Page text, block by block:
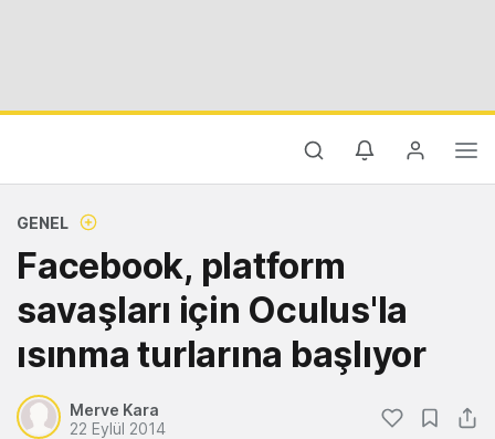
GENEL
Facebook, platform
savaşları için Oculus'la
ısınma turlarına başlıyor
Merve Kara
22 Eylül 2014